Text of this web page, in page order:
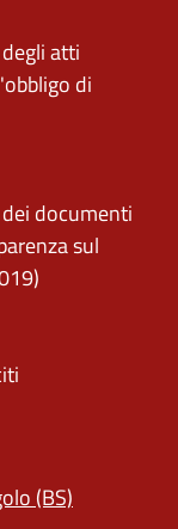
atti
di
documenti
sul
(BS)